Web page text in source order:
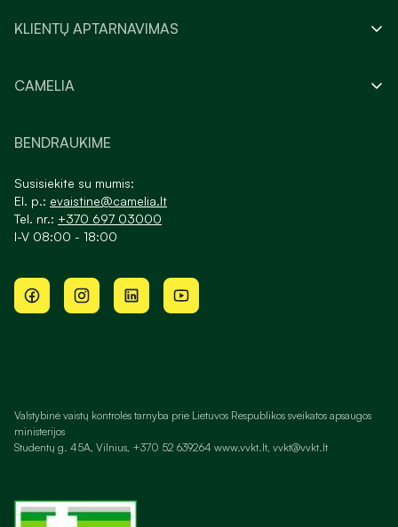
KLIENTŲ APTARNAVIMAS
CAMELIA
BENDRAUKIME
Susisiekite su mumis:
El. p.: evaistine@camelia.lt
Tel. nr.: +370 697 03000
I-V 08:00 - 18:00
Valstybinė vaistų kontrolės tarnyba prie Lietuvos Respublikos sveikatos apsaugos
ministerijos
Studentų g. 45A, Vilnius, +370 52 639264 www.vvkt.lt, vvkt@vvkt.lt